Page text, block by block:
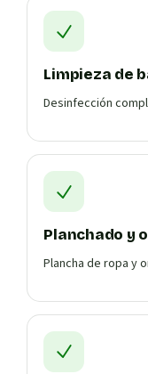
Limpieza de
Desinfección
Planchado y
Plancha de ropa y